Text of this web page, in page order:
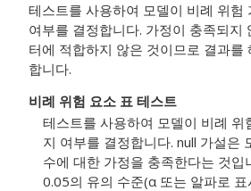
테스트를 사용하여 모델이 비례 위험
여부를 결정합니다. 가정이 충족되지
터에 적합하지 않은 것이므로 결과를
합니다.
비례 위험 요소 표 테스트
테스트를 사용하여 모델이 비례 위
지 여부를 결정합니다. null 가설은
수에 대한 가정을 충족한다는 것입
0.05의 유의 수준(α 또는 알파로